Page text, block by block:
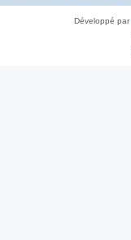
Développé par